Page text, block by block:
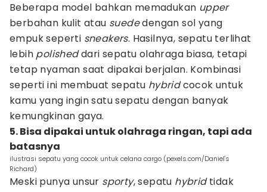
Beberapa model bahkan memadukan upper
berbahan kulit atau suededengan sol yang
empuk seperti sneakers. Hasilnya, sepatu terlihat
lebih polisheddari sepatu olahraga biasa, tetapi
tetap nyaman saat dipakai berjalan. Kombinasi
seperti ini membuat sepatu hybridcocok untuk
kamu yang ingin satu sepatu dengan banyak
kemungkinan gaya.
5. Bisa dipakai untuk olahraga ringan, tapi ada
batasnya
ilustrasi sepatu yang cocok untuk celana cargo (pexels.com/Daniel's
Richard)
Meski punya unsur sporty, sepatu hybridtidak